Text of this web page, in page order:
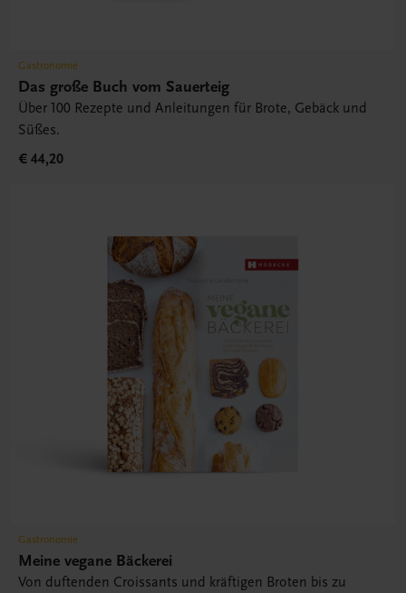
Gastronomie
Das große Buch vom Sauerteig
Über 100 Rezepte und Anleitungen für Brote, Gebäck und
Süßes.
€ 44,20
Gastronomie
Meine vegane Bäckerei
Von duftenden Croissants und kräftigen Broten bis zu